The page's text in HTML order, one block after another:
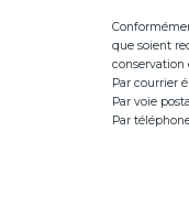
que soient
conservation
Par courrier
Par voie
Par